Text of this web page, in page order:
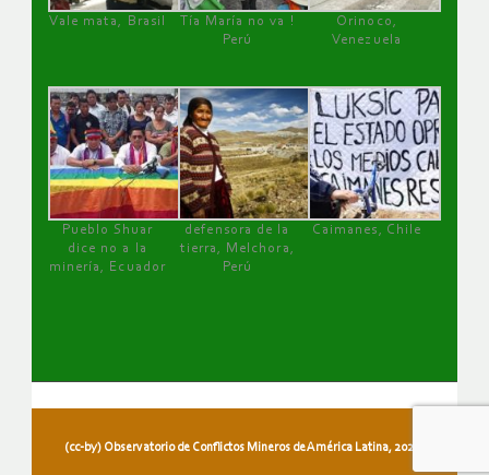
Vale mata, Brasil
Tía María no va !
Perú
Orinoco,
Venezuela
Pueblo Shuar
dice no a la
minería, Ecuador
defensora de la
tierra, Melchora,
Perú
Caimanes, Chile
(cc-by) Observatorio de Conflictos Mineros de América Latina, 2026